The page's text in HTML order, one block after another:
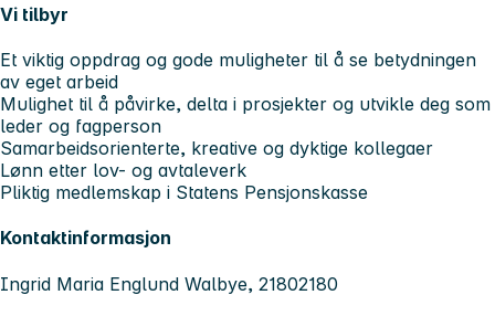
Vi tilbyr
Et viktig oppdrag og gode muligheter til å se betydningen
av eget arbeid
Mulighet til å påvirke, delta i prosjekter og utvikle deg som
leder og fagperson
Samarbeidsorienterte, kreative og dyktige kollegaer
Lønn etter lov- og avtaleverk
Pliktig medlemskap i Statens Pensjonskasse
Kontaktinformasjon
Ingrid Maria Englund Walbye, 21802180